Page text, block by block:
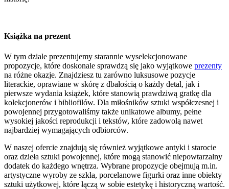
Książka na prezent
W tym dziale prezentujemy starannie wyselekcjonowane
propozycje, które doskonale sprawdzą się jako wyjątkowe prezenty
na różne okazje. Znajdziesz tu zarówno luksusowe pozycje
literackie, oprawiane w skórę z dbałością o każdy detal, jak i
pierwsze wydania książek, które stanowią prawdziwą gratkę dla
kolekcjonerów i bibliofilów. Dla miłośników sztuki współczesnej i
powojennej przygotowaliśmy także unikatowe albumy, pełne
wysokiej jakości reprodukcji i tekstów, które zadowolą nawet
najbardziej wymagających odbiorców.
W naszej ofercie znajdują się również wyjątkowe antyki i starocie
oraz dzieła sztuki powojennej, które mogą stanowić niepowtarzalny
dodatek do każdego wnętrza. Wybrane propozycje obejmują m.in.
artystyczne wyroby ze szkła, porcelanowe figurki oraz inne obiekty
sztuki użytkowej, które łączą w sobie estetykę i historyczną wartość.